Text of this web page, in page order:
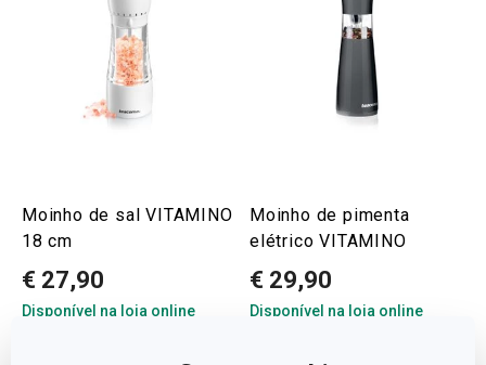
Moinho de sal VITAMINO
18 cm
€ 27,90
Disponível na loja online
Moinho de pimenta
elétrico VITAMINO
€ 29,90
Disponível na loja online